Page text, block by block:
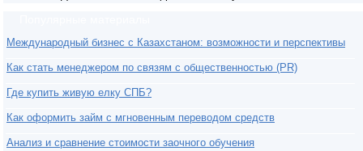
Международный бизнес с Казахстаном: возможности и перспективы
Как стать менеджером по связям с общественностью (PR)
Где купить живую елку СПБ?
Как оформить займ с мгновенным переводом средств
Анализ и сравнение стоимости заочного обучения